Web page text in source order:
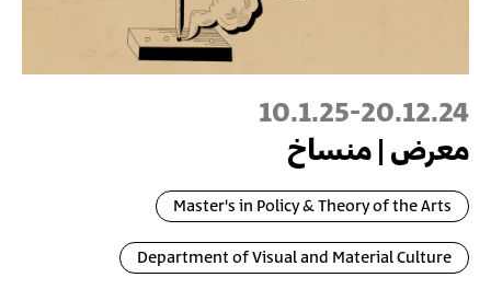
20.12.24
-
10.1.25
معرض | منساخ
Master's in Policy & Theory of the Arts
Department of Visual and Material Culture